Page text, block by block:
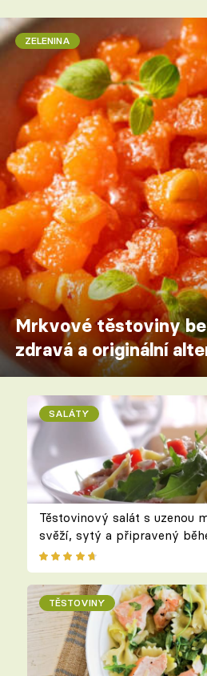
ZELENINA
Mrkvové těstoviny
zdravá a originální
SALÁTY
Těstovinový salát s uzenou
svěží, sytý a připravený
TĚSTOVINY